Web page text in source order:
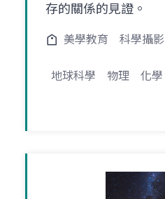
存的關係的見證。
美學教育 科學攝影
地球科學 物理 化學